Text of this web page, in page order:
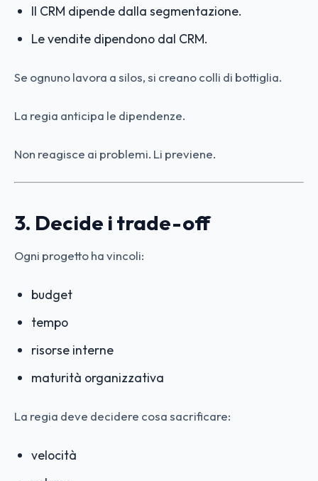
Il CRM dipende dalla segmentazione.
Le vendite dipendono dal CRM.
Se ognuno lavora a silos, si creano colli di bottiglia.
La regia anticipa le dipendenze.
Non reagisce ai problemi. Li previene.
3. Decide i trade-off
Ogni progetto ha vincoli:
budget
tempo
risorse interne
maturità organizzativa
La regia deve decidere cosa sacrificare:
velocità